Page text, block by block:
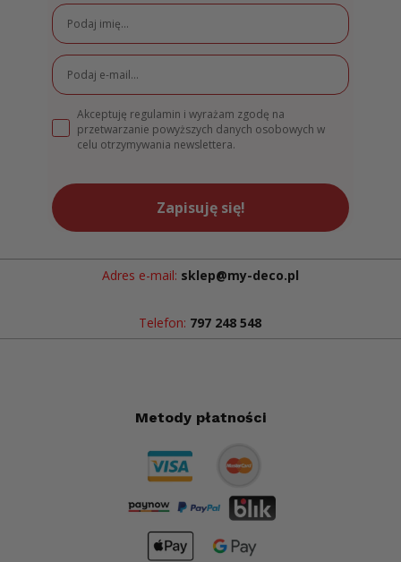
Akceptuję regulamin i wyrażam zgodę na
przetwarzanie powyższych danych osobowych w
celu otrzymywania newslettera.
Zapisuję się!
Adres e-mail: sklep@my-deco.pl
Telefon: 797 248 548
Metody płatności